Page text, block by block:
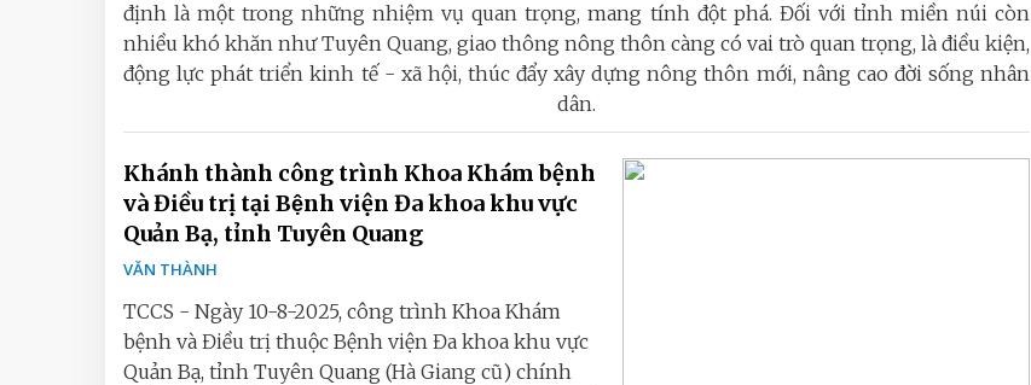
định là một trong những nhiệm vụ quan trọng, mang tính đột phá. Đối với tỉnh miền núi còn
nhiều khó khăn như Tuyên Quang, giao thông nông thôn càng có vai trò quan trọng, là điều kiện,
động lực phát triển kinh tế - xã hội, thúc đẩy xây dựng nông thôn mới, nâng cao đời sống nhân
dân.
Khánh thành công trình Khoa Khám bệnh
và Điều trị tại Bệnh viện Đa khoa khu vực
Quản Bạ, tỉnh Tuyên Quang
VĂN THÀNH
TCCS - Ngày 10-8-2025, công trình Khoa Khám
bệnh và Điều trị thuộc Bệnh viện Đa khoa khu vực
Quản Bạ, tỉnh Tuyên Quang (Hà Giang cũ) chính